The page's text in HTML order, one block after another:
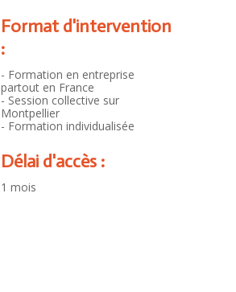
Format d'intervention
:
- Formation en entreprise
partout en France
- Session collective sur
Montpellier
- Formation individualisée
Délai d'accès :
1 mois